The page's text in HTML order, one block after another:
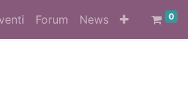
Forum News 0